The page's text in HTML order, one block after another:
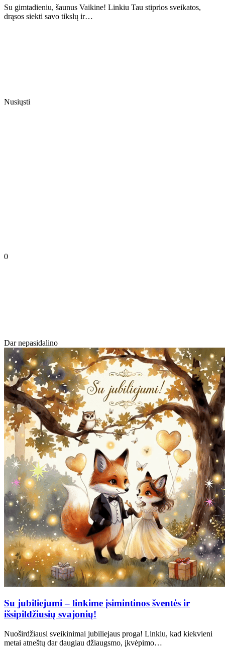
Su gimtadieniu, šaunus Vaikine! Linkiu Tau stiprios sveikatos,
drąsos siekti savo tikslų ir…
Nusiųsti
0
Dar nepasidalino
Su jubiliejumi – linkime įsimintinos šventės ir
išsipildžiusių svajonių!
Nuoširdžiausi sveikinimai jubiliejaus proga! Linkiu, kad kiekvieni
metai atneštų dar daugiau džiaugsmo, įkvėpimo…